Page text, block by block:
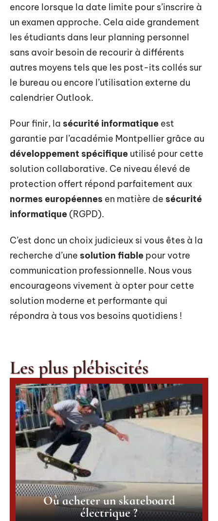
encore lorsque la date limite pour s’inscrire à
un examen approche. Cela aide grandement
les étudiants dans leur planning personnel
sans avoir besoin de recourir à différents
autres moyens tels que les post-its collés sur
le bureau ou encore l’utilisation externe du
calendrier Outlook.
Pour finir, la sécurité informatique est
garantie par l’académie Montpellier grâce au
développement spécifique utilisé pour cette
solution collaborative. Ce niveau élevé de
protection offert répond parfaitement aux
normes européennes en matière de sécurité
informatique (RGPD).
C’est donc un choix judicieux si vous êtes à la
recherche d’une solution fiable pour votre
communication professionnelle. Nous vous
encourageons vivement à opter pour cette
solution moderne et performante qui
répondra à tous vos besoins quotidiens !
Les plus plébiscités
Où acheter un skateboard
électrique ?